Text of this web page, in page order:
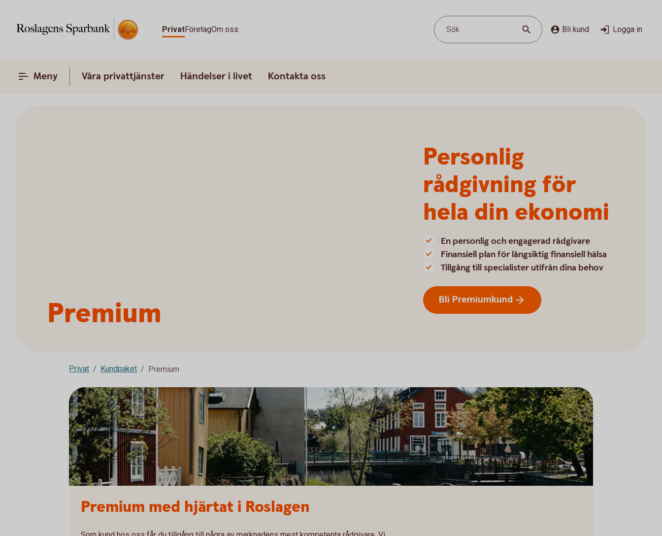
PrivatFöretagOm oss Sök Bli kund Logga in
Meny Våra privattjänster Händelser i livet Kontakta oss
Premium
Personlig
rådgivning för
hela din ekonomi
En personlig och engagerad rådgivare
Finansiell plan för långsiktig finansiell hälsa
Tillgång till specialister utifrån dina behov
Bli Premiumkund
Privat Kundpaket Premium
Premium med hjärtat i Roslagen